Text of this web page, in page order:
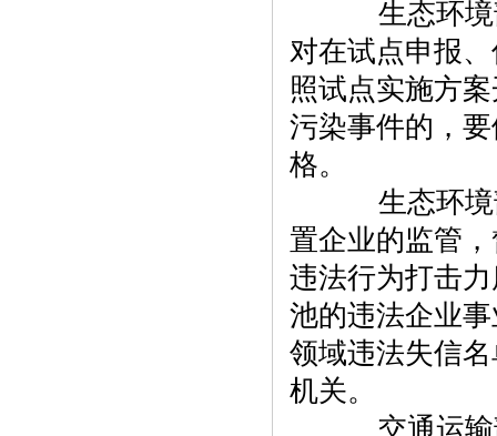
生态环境
对在试点申报
照试点实施方
污染事件的，
格。
生态环境
置企业的监管
违法行为打击
池的违法企业
领域违法失信
机关。
交通运输